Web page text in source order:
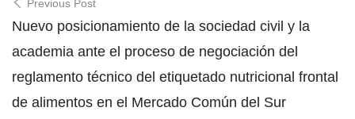
navigation
Previous Post
Nuevo posicionamiento de la sociedad civil y la
academia ante el proceso de negociación del
reglamento técnico del etiquetado nutricional frontal
de alimentos en el Mercado Común del Sur